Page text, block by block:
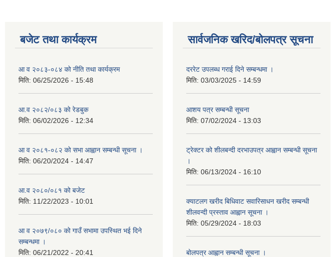
बजेट तथा कार्यक्रम
आ व २०८३-०८४ को नीति तथा कार्यक्रम
मिति: 06/25/2026 - 15:48
आ.व २०८२/०८३ को रेडबुक
मिति: 06/02/2026 - 12:34
आ व २०८१-०८२ को सभा आह्वान सम्बन्धी सूचना ।
मिति: 06/20/2024 - 14:47
आ.व २०८०/०८१ को बजेट
मिति: 11/22/2023 - 10:01
आ व २०७९/०८० को गाउँ सभामा उपस्थित भई दिने
सम्बन्धमा ।
मिति: 06/21/2022 - 20:41
सार्वजनिक खरिद/बोलपत्र सूचना
दररेट उपलब्ध गराई दिने सम्बन्धमा ।
मिति: 03/03/2025 - 14:59
आशय पत्र सम्बन्धी सूचना
मिति: 07/02/2024 - 13:03
ट्रेक्टर को शीलबन्दी दरभाउपत्र आह्वान सम्बन्धी सूचना
।
मिति: 06/13/2024 - 16:10
क्याटलग खरीद बिधिवाट सवारिसाधन खरीद सम्बन्धी
शीलवन्दी प्रस्ताव आह्वान सूचना ।
मिति: 05/29/2024 - 18:03
बोलपत्र आह्वान सम्बन्धी सूचना ।